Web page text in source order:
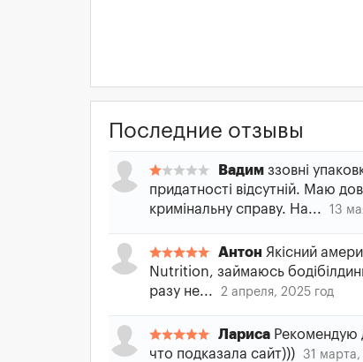
Последние отзывы
Вадим ззовні
придатності відсутній. Маю
кримінальну справу. На...
13
Антон Якісний
Nutrition, займаюсь
разу не...
2 апреля, 2025 год
Лариса Рекомендую
что подказала сайт)))
31 марта,